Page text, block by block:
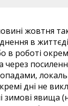
жовтня
в
в роботі
через
дні не
зимові явища